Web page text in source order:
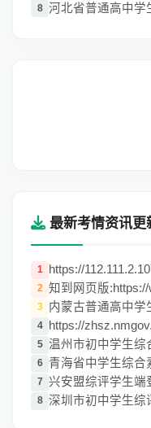
8 河北省普通高中学
最新考情资讯更
1 https://
2 知到网页版
3 内蒙古普通高中学
4 https://
5 温州市初中学生综
6 青海省中学生综合
7 兴安盟综评学生端
8 深圳市初中学生综